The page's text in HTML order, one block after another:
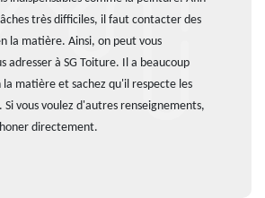
très difficiles, il faut contacter des
la matière. Ainsi, on peut vous
adresser à SG Toiture. Il a beaucoup
matière et sachez qu'il respecte les
Si vous voulez d'autres renseignements,
directement.